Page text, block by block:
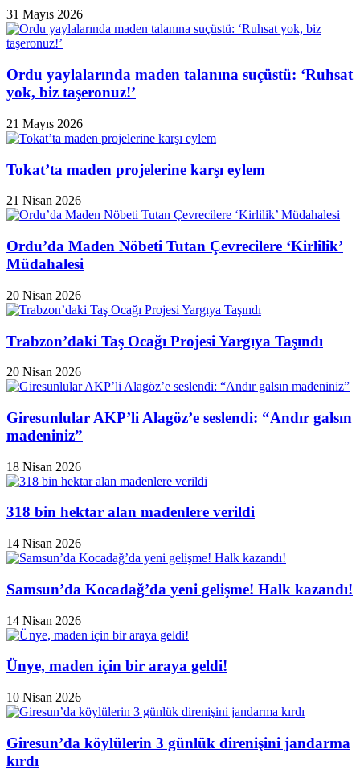
31 Mayıs 2026
Ordu yaylalarında maden talanına suçüstü: ‘Ruhsat
yok, biz taşeronuz!’
21 Mayıs 2026
Tokat’ta maden projelerine karşı eylem
21 Nisan 2026
Ordu’da Maden Nöbeti Tutan Çevrecilere ‘Kirlilik’
Müdahalesi
20 Nisan 2026
Trabzon’daki Taş Ocağı Projesi Yargıya Taşındı
20 Nisan 2026
Giresunlular AKP’li Alagöz’e seslendi: “Andır galsın
madeniniz”
18 Nisan 2026
318 bin hektar alan madenlere verildi
14 Nisan 2026
Samsun’da Kocadağ’da yeni gelişme! Halk kazandı!
14 Nisan 2026
Ünye, maden için bir araya geldi!
10 Nisan 2026
Giresun’da köylülerin 3 günlük direnişini jandarma
kırdı